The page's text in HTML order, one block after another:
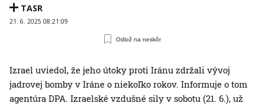
TASR
21. 6. 2025 08:21:09
Odlož na neskôr
Izrael uviedol, že jeho útoky proti Iránu zdržali vývoj
jadrovej bomby v Iráne o niekoľko rokov. Informuje o tom
agentúra DPA. Izraelské vzdušné sily v sobotu (21. 6.), už